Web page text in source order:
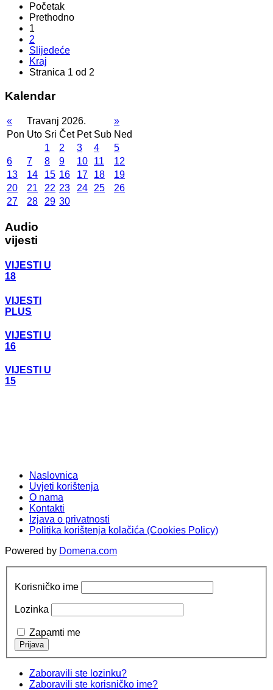
Početak
Prethodno
1
2
Slijedeće
Kraj
Stranica 1 od 2
Kalendar
« Travanj 2026.
»
Pon Uto Sri Čet Pet Sub Ned
1
2 3 4
5
6
7 8 9 10 11
12
13
14 15 16 17 18
19
20
21 22 23 24 25
26
27
28 29 30
Audio
vijesti
VIJESTI U
18
VIJESTI
PLUS
VIJESTI U
16
VIJESTI U
15
Naslovnica
Uvjeti korištenja
O nama
Kontakti
Izjava o privatnosti
Politika korištenja kolačića (Cookies Policy)
Powered by Domena.com
Korisničko ime
Lozinka
Zapamti me
Zaboravili ste lozinku?
Zaboravili ste korisničko ime?